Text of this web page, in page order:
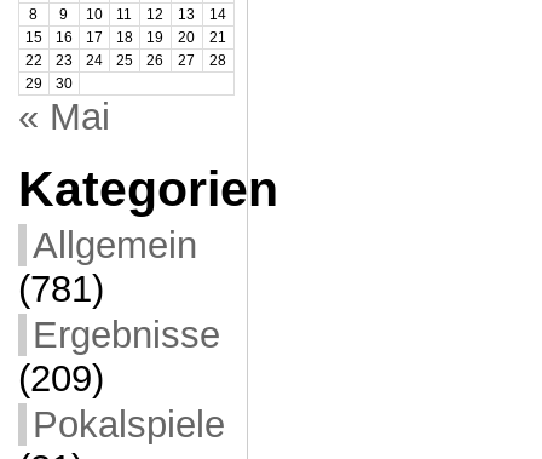
8
9 10 11 12 13
14
15
16 17 18 19 20
21
22
23 24 25 26 27
28
29
30
« Mai
Kategorien
Allgemein
(781)
Ergebnisse
(209)
Pokalspiele